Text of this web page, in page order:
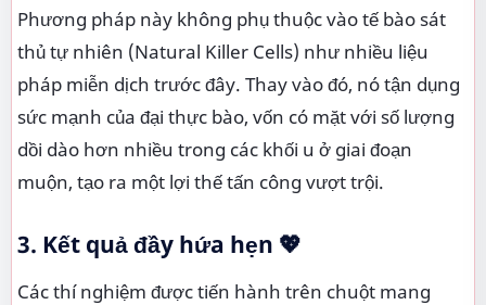
Phương pháp này không phụ thuộc vào tế bào sát
thủ tự nhiên (Natural Killer Cells) như nhiều liệu
pháp miễn dịch trước đây. Thay vào đó, nó tận dụng
sức mạnh của đại thực bào, vốn có mặt với số lượng
dồi dào hơn nhiều trong các khối u ở giai đoạn
muộn, tạo ra một lợi thế tấn công vượt trội.
3. Kết quả đầy hứa hẹn 💖
Các thí nghiệm được tiến hành trên chuột mang